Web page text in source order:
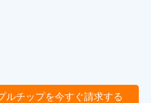
ルチップを今すぐ請求する